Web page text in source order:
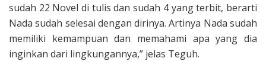
sudah 22 Novel di tulis dan sudah 4 yang terbit, berarti
Nada sudah selesai dengan dirinya. Artinya Nada sudah
memiliki kemampuan dan memahami apa yang dia
inginkan dari lingkungannya,” jelas Teguh.